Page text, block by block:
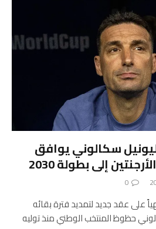
سكالوني يوافق
إلى بطولة 2030
0
على عقد جديد لتمديد فترة بقائه
حظوظ المنتخب الوطني منذ توليه